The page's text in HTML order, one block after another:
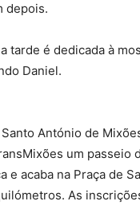
depois.
tarde é dedicada à
Daniel.
António de
um passeio
e acaba na Praça de
As